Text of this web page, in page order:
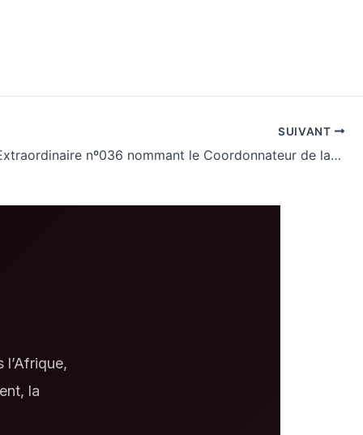
SUIVANT
Décision Extraordinaire nº036 nommant le Coordonnateur de la Coordination de Mont-Ngafula/Kinshasa
la